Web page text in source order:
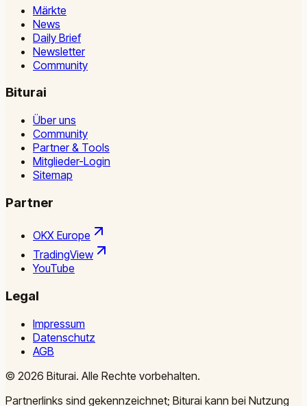
Märkte
News
Daily Brief
Newsletter
Community
Biturai
Über uns
Community
Partner & Tools
Mitglieder-Login
Sitemap
Partner
OKX Europe
TradingView
YouTube
Legal
Impressum
Datenschutz
AGB
© 2026 Biturai. Alle Rechte vorbehalten.
Partnerlinks sind gekennzeichnet; Biturai kann bei Nutzung